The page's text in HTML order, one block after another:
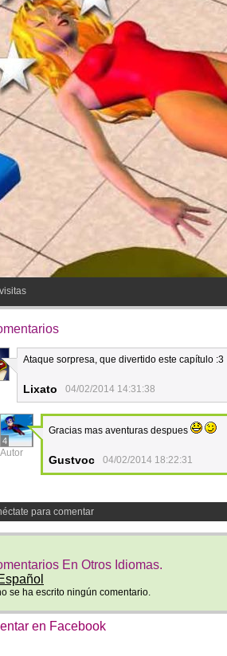
Ataque sorpresa, que divertido este capítulo :3
Lixato 04/02/2014 14:31:38
4
Autor
Gracias mas aventuras despues
Gustvoc 04/02/2014 18:22:31
para comentar
En Otros Idiomas.
se ha escrito ningún comentario.
en Facebook